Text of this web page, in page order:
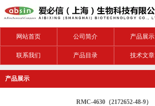
网站首页 公司简介 产品展示
联系我们 产品目录 技术文章
产品展示
RMC-4630（2172652-48-9）